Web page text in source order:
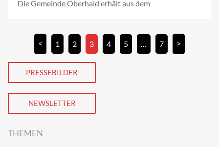
Die Gemeinde Oberhaid erhält aus dem
< 1 2 3 4 5 … 7 >
PRESSEBILDER
NEWSLETTER
THEMEN